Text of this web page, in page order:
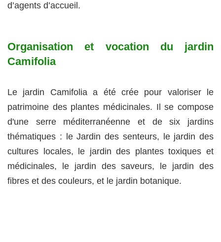
d’agents d’accueil.
Organisation et vocation du jardin
Camifolia
Le jardin Camifolia a été crée pour valoriser le
patrimoine des plantes médicinales. Il se compose
d'une serre méditerranéenne et de six jardins
thématiques : le Jardin des senteurs, le jardin des
cultures locales, le jardin des plantes toxiques et
médicinales, le jardin des saveurs, le jardin des
fibres et des couleurs, et le jardin botanique.